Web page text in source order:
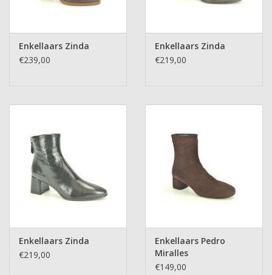
Enkellaars Zinda
€239,00
Enkellaars Zinda
€219,00
Enkellaars Zinda
€219,00
Enkellaars Pedro
Miralles
€149,00